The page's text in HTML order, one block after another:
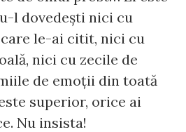
l dovedești nici cu
le-ai citit, nici cu
nici cu zecile de
de emoții din toată
superior, orice ai
Nu insista!